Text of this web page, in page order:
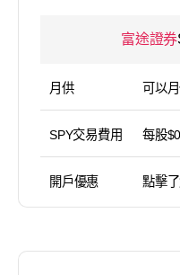
富途證券
月供 可以
SPY交易費用 每股
開戶優惠 點擊